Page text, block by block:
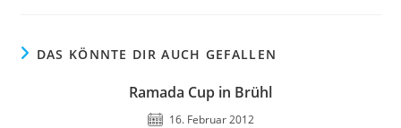
DAS KÖNNTE DIR AUCH GEFALLEN
Ramada Cup in Brühl
16. Februar 2012